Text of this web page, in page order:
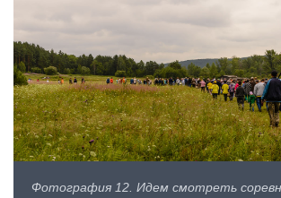
Фотография 12. Идем смотреть